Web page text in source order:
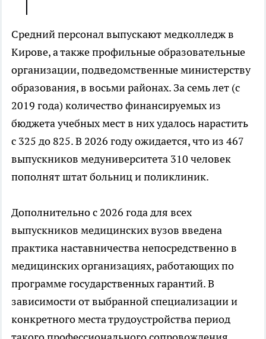
Средний персонал выпускают медколледж в
Кирове, а также профильные образовательные
организации, подведомственные министерству
образования, в восьми районах. За семь лет (с
2019 года) количество финансируемых из
бюджета учебных мест в них удалось нарастить
с 325 до 825. В 2026 году ожидается, что из 467
выпускников медуниверситета 310 человек
пополнят штат больниц и поликлиник.
Дополнительно с 2026 года для всех
выпускников медицинских вузов введена
практика наставничества непосредственно в
медицинских организациях, работающих по
программе государственных гарантий. В
зависимости от выбранной специализации и
конкретного места трудоустройства период